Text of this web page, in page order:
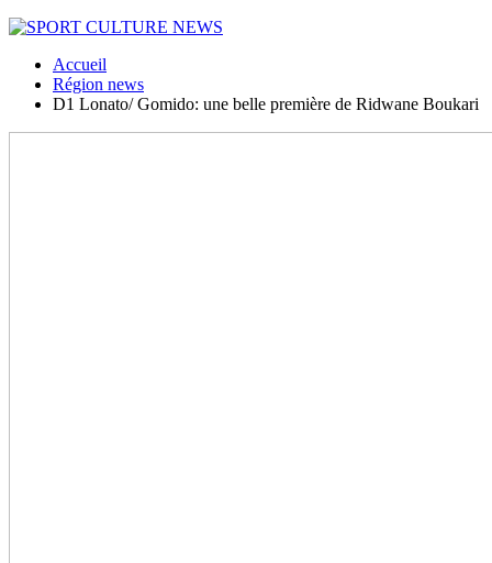
Accueil
Région news
D1 Lonato/ Gomido: une belle première de Ridwane Boukari